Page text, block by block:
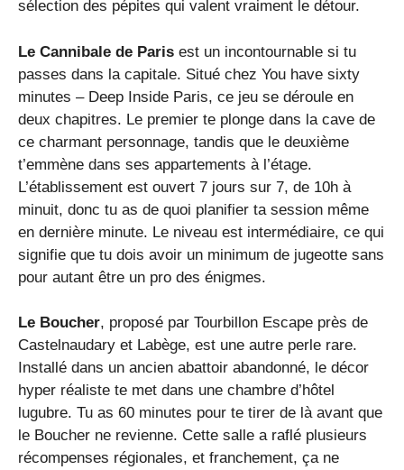
sélection des pépites qui valent vraiment le détour.
Le Cannibale de Paris est un incontournable si tu
passes dans la capitale. Situé chez You have sixty
minutes – Deep Inside Paris, ce jeu se déroule en
deux chapitres. Le premier te plonge dans la cave de
ce charmant personnage, tandis que le deuxième
t’emmène dans ses appartements à l’étage.
L’établissement est ouvert 7 jours sur 7, de 10h à
minuit, donc tu as de quoi planifier ta session même
en dernière minute. Le niveau est intermédiaire, ce qui
signifie que tu dois avoir un minimum de jugeotte sans
pour autant être un pro des énigmes.
Le Boucher, proposé par Tourbillon Escape près de
Castelnaudary et Labège, est une autre perle rare.
Installé dans un ancien abattoir abandonné, le décor
hyper réaliste te met dans une chambre d’hôtel
lugubre. Tu as 60 minutes pour te tirer de là avant que
le Boucher ne revienne. Cette salle a raflé plusieurs
récompenses régionales, et franchement, ça ne